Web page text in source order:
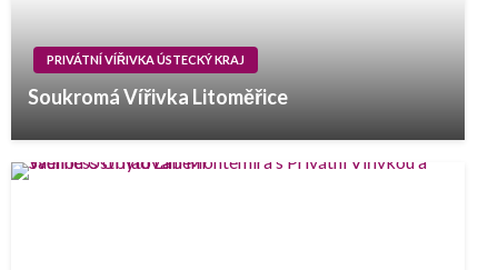
PRIVÁTNÍ VÍŘIVKA ÚSTECKÝ KRAJ
Soukromá Vířivka Litoměřice